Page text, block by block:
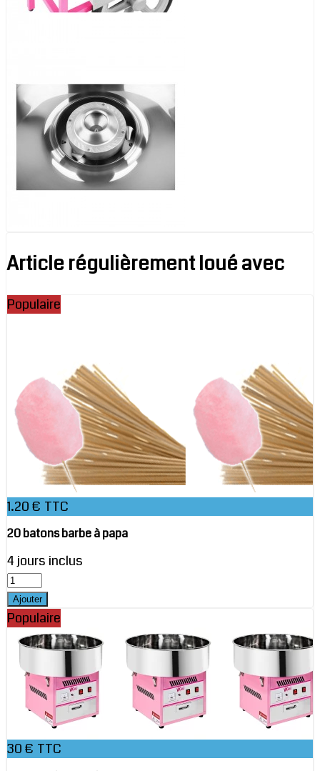
Article régulièrement loué avec
Populaire
1.20 € TTC
20 batons barbe à papa
4 jours inclus
Populaire
30 € TTC